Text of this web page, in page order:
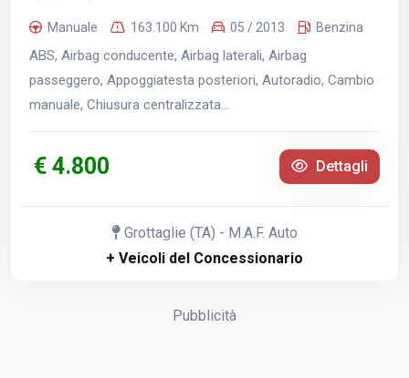
Manuale 163.100 Km 05 / 2013 Benzina
ABS, Airbag conducente, Airbag laterali, Airbag
passeggero, Appoggiatesta posteriori, Autoradio, Cambio
manuale, Chiusura centralizzata...
€ 4.800 Dettagli
Grottaglie (TA) - M.A.F. Auto
+ Veicoli del Concessionario
Pubblicità